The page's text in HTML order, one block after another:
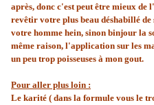
après, donc c'est peut être mieux
revêtir votre plus beau déshabillé de
votre homme hein, sinon binjour la
même raison, l'application sur les
un peu trop poisseuses à mon gout.
Pour aller plus loin :
Le karité ( dans la formule vous le